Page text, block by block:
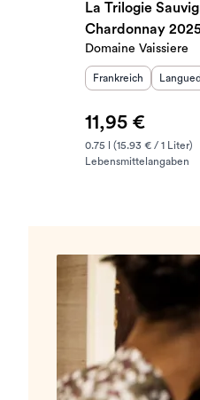
La Trilogie
Chardonnay
Domaine Vaissiere
Herkunftsland :
Frankreich
11,95 €
0.75 l (15.93 € / 1 Liter)
Lebensmittelangaben